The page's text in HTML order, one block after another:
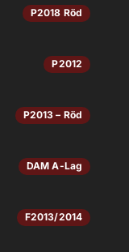
P2018 Röd
P2012
P2013 – Röd
DAM A-Lag
F2013/2014